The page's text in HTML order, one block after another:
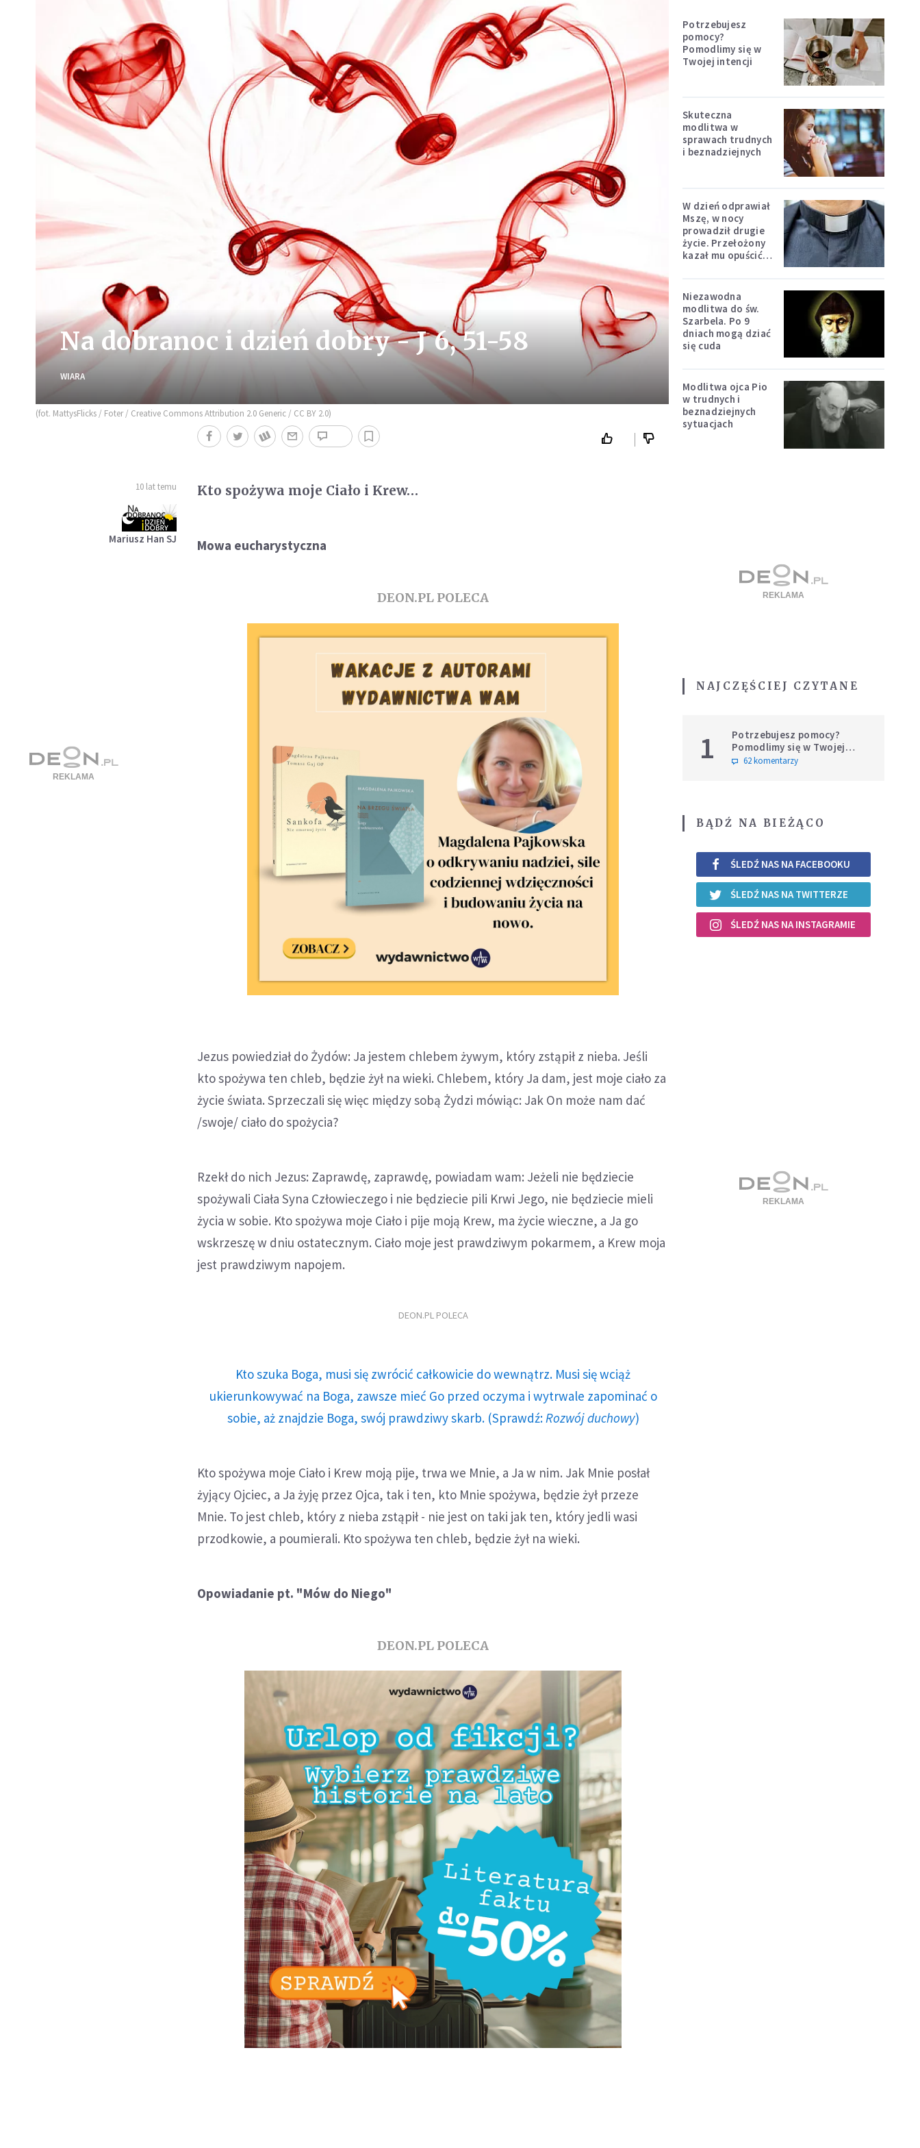
Na dobranoc i dzień dobry - J 6, 51-58
WIARA
(fot. MattysFlicks / Foter / Creative Commons Attribution 2.0 Generic / CC BY 2.0)
10 lat temu
Mariusz Han SJ
Kto spożywa moje Ciało i Krew…
Mowa eucharystyczna
DEON.PL POLECA
Jezus powiedział do Żydów: Ja jestem chlebem żywym, który zstąpił z nieba. Jeśli
kto spożywa ten chleb, będzie żył na wieki. Chlebem, który Ja dam, jest moje ciało za
życie świata. Sprzeczali się więc między sobą Żydzi mówiąc: Jak On może nam dać
/swoje/ ciało do spożycia?
Rzekł do nich Jezus: Zaprawdę, zaprawdę, powiadam wam: Jeżeli nie będziecie
spożywali Ciała Syna Człowieczego i nie będziecie pili Krwi Jego, nie będziecie mieli
życia w sobie. Kto spożywa moje Ciało i pije moją Krew, ma życie wieczne, a Ja go
wskrzeszę w dniu ostatecznym. Ciało moje jest prawdziwym pokarmem, a Krew moja
jest prawdziwym napojem.
DEON.PL POLECA
Kto szuka Boga, musi się zwrócić całkowicie do wewnątrz. Musi się wciąż
ukierunkowywać na Boga, zawsze mieć Go przed oczyma i wytrwale zapominać o
sobie, aż znajdzie Boga, swój prawdziwy skarb. (Sprawdź: Rozwój duchowy)
Kto spożywa moje Ciało i Krew moją pije, trwa we Mnie, a Ja w nim. Jak Mnie posłał
żyjący Ojciec, a Ja żyję przez Ojca, tak i ten, kto Mnie spożywa, będzie żył przeze
Mnie. To jest chleb, który z nieba zstąpił - nie jest on taki jak ten, który jedli wasi
przodkowie, a poumierali. Kto spożywa ten chleb, będzie żył na wieki.
Opowiadanie pt. "Mów do Niego"
DEON.PL POLECA
Potrzebujesz
pomocy?
Pomodlimy się w
Twojej intencji
Skuteczna
modlitwa w
sprawach trudnych
i beznadziejnych
W dzień odprawiał
Mszę, w nocy
prowadził drugie
życie. Przełożony
kazał mu opuścić
Niezawodna
modlitwa do św.
Szarbela. Po 9
dniach mogą dziać
się cuda
Modlitwa ojca Pio
w trudnych i
beznadziejnych
sytuacjach
NAJCZĘŚCIEJ CZYTANE
1
Potrzebujesz pomocy?
Pomodlimy się w Twojej
intencji
62 komentarzy
BĄDŹ NA BIEŻĄCO
ŚLEDŹ NAS NA FACEBOOKU
ŚLEDŹ NAS NA TWITTERZE
ŚLEDŹ NAS NA INSTAGRAMIE